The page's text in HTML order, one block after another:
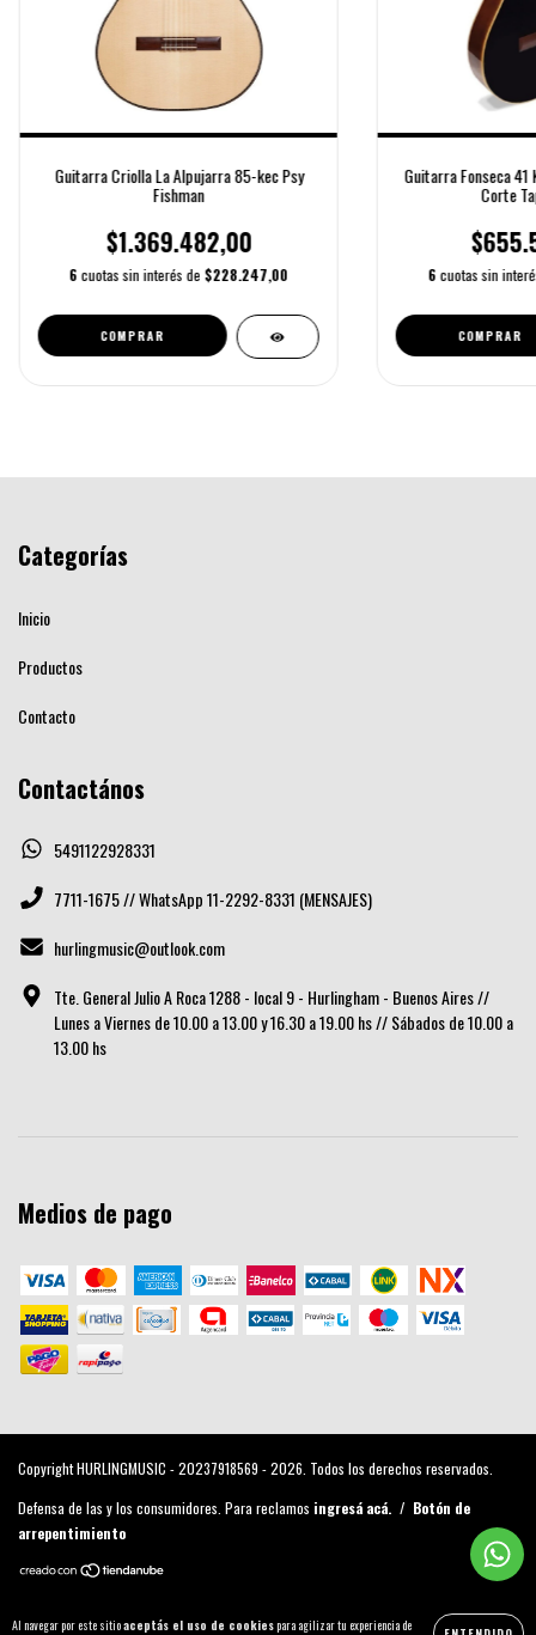
Al navegar por este sitioaceptás el uso de cookiespara agilizar tu experiencia de
Guitarra Criolla La Alpujarra 85-kec Psy
Fishman
$1.369.482,00
6 cuotas sin interés de $228.247,00
Guitarra Fonseca 41
Corte
6 cuotas sin
Categorías
Inicio
Productos
Contacto
Contactános
5491122928331
7711-1675 // WhatsApp 11-2292-8331 (MENSAJES)
hurlingmusic@outlook.com
Tte. General Julio A Roca 1288 - local 9 - Hurlingham - Buenos Aires //
Lunes a Viernes de 10.00 a 13.00 y 16.30 a 19.00 hs // Sábados de 10.00 a
13.00 hs
Medios de pago
Copyright HURLINGMUSIC - 20237918569 - 2026. Todos los derechos reservados.
Defensa de las y los consumidores. Para reclamos ingresá acá. / Botón de
arrepentimiento